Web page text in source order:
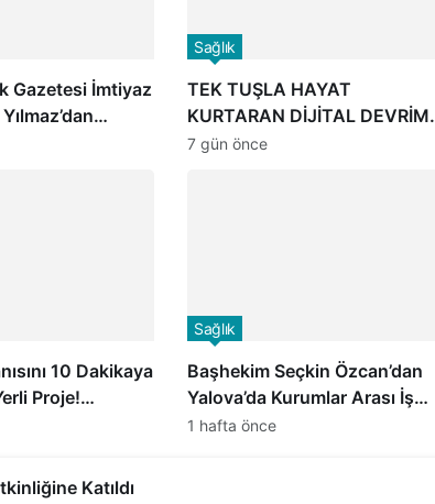
Katıldı
Gazetesi İmtiyaz
Öğr. Üyesi
TEK TUŞLA HAYAT
KURTARAN DİJİTAL DEVRİM:
“HAYAT 112” MOBİL
Sağlık
7 gün önce
10 Dakikaya
Proje!
Olacak
Başhekim Seçkin Özcan’dan
Yalova’da Kurumlar Arası İş
Birliği Ziyaretleri
Sağlık
1 hafta önce